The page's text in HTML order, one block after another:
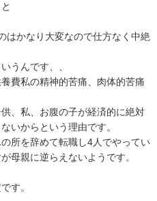
はかなり大変なので仕方なく中絶
うんです、、
費私の精神的苦痛、肉体的苦痛
、私、お腹の子が経済的に絶対
いからという理由です。
所を辞めて転職し4人でやってい
母親に逆らえないようです。
す。